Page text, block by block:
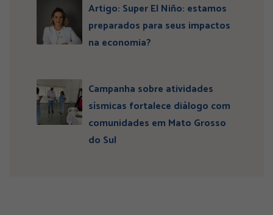
Artigo: Super El Niño: estamos
preparados para seus impactos
na economia?
Campanha sobre atividades
sísmicas fortalece diálogo com
comunidades em Mato Grosso
do Sul